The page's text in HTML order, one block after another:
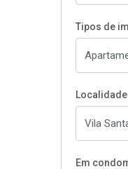
Tipos de
Em